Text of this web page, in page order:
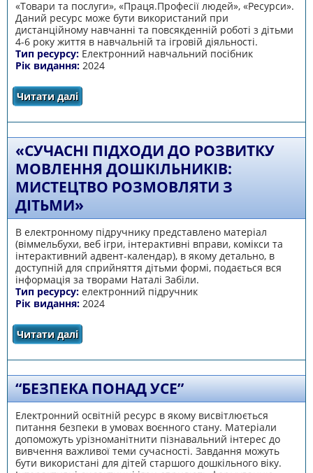
«Товари та послуги», «Праця.Професії людей», «Ресурси».
Даний ресурс може бути використаний при
дистанційному навчанні та повсякденній роботі з дітьми
4-6 року життя в навчальній та ігровій діяльності.
Тип ресурсу: Електронний навчальний посібник
Рік видання: 2024
Читати далі
«СУЧАСНІ ПІДХОДИ ДО РОЗВИТКУ
МОВЛЕННЯ ДОШКІЛЬНИКІВ:
МИСТЕЦТВО РОЗМОВЛЯТИ З
ДІТЬМИ»
В електронному підручнику представлено матеріал
(віммельбухи, веб ігри, інтерактивні вправи, комікси та
інтерактивний адвент-календар), в якому детально, в
доступній для сприйняття дітьми формі, подається вся
інформація за творами Наталі Забіли.
Тип ресурсу: електронний підручник
Рік видання: 2024
Читати далі
дітьми»
“БЕЗПЕКА ПОНАД УСЕ”
Електронний освітній ресурс в якому висвітлюється
питання безпеки в умовах воєнного стану. Матеріали
допоможуть урізноманітнити пізнавальний інтерес до
вивчення важливої теми сучасності. Завдання можуть
бути використані для дітей старшого дошкільного віку.